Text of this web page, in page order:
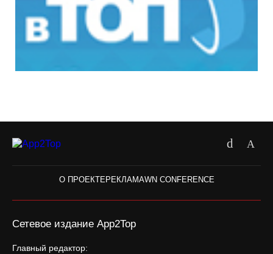
О ПРОЕКТЕРЕКЛАМАWN CONFERENCE
Сетевое издание App2Top
Главный редактор: